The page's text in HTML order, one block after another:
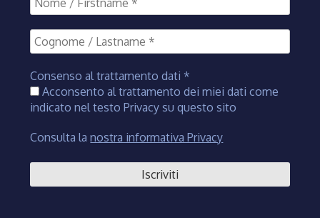
Consenso al trattamento dati *
Acconsento al trattamento dei miei dati come
indicato nel testo Privacy su questo sito
Consulta lanostra informativa Privacy